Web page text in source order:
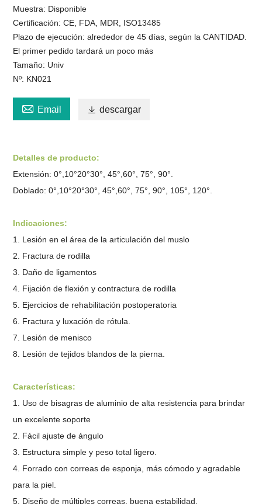
Muestra: Disponible
Certificación: CE, FDA, MDR, ISO13485
Plazo de ejecución: alrededor de 45 días, según la CANTIDAD.
El primer pedido tardará un poco más
Tamaño: Univ
Nº: KN021
 Email  descargar
Detalles de producto:
Extensión: 0°,10°20°30°, 45°,60°, 75°, 90°.
Doblado: 0°,10°20°30°, 45°,60°, 75°, 90°, 105°, 120°.
Indicaciones:
1. Lesión en el área de la articulación del muslo
2. Fractura de rodilla
3. Daño de ligamentos
4. Fijación de flexión y contractura de rodilla
5. Ejercicios de rehabilitación postoperatoria
6. Fractura y luxación de rótula.
7. Lesión de menisco
8. Lesión de tejidos blandos de la pierna.
Características:
1. Uso de bisagras de aluminio de alta resistencia para brindar
un excelente soporte
2. Fácil ajuste de ángulo
3. Estructura simple y peso total ligero.
4. Forrado con correas de esponja, más cómodo y agradable
para la piel.
5. Diseño de múltiples correas, buena estabilidad.